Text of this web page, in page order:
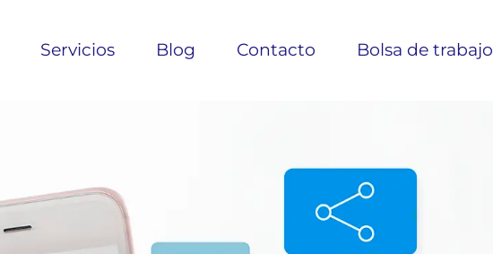
Servicios Blog Contacto Bolsa de trabajo